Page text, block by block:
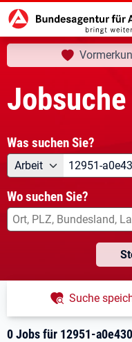
Startseite Jobsuche
Jobsuche
Was suchen Sie?
Angebotsart
Arbeit Was suchen Sie?
Wo suchen Sie?
0 Jobs für 12951-
Suche